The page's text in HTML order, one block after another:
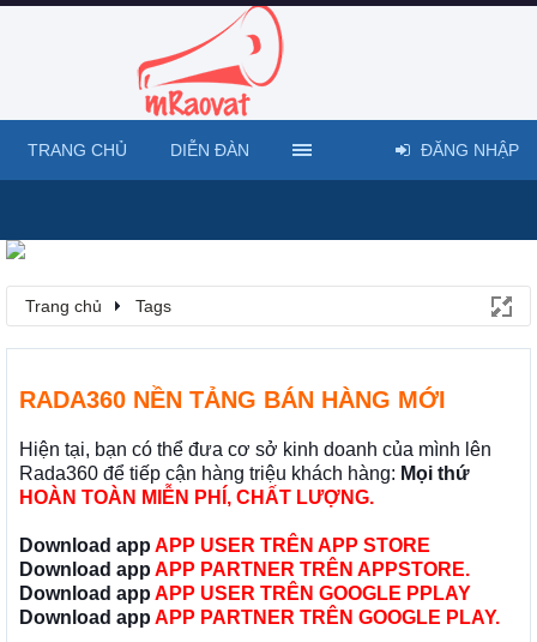
Trang chủ Tags
RADA360 NỀN TẢNG BÁN HÀNG MỚI
Hiện tại, bạn có thể đưa cơ sở kinh doanh của mình lên
Rada360 để tiếp cận hàng triệu khách hàng: Mọi thứ
HOÀN TOÀN MIỄN PHÍ, CHẤT LƯỢNG.
Download app APP USER TRÊN APP STORE
Download app APP PARTNER TRÊN APPSTORE.
Download app APP USER TRÊN GOOGLE PPLAY
Download app APP PARTNER TRÊN GOOGLE PLAY.
TRANG CHỦ DIỄN ĐÀN ĐĂNG NHẬP